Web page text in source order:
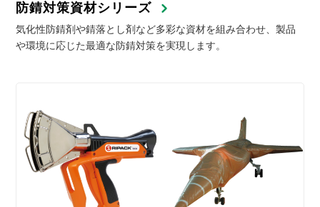
防錆対策資材シリーズ
気化性防錆剤や錆落とし剤など多彩な資材を組み合わせ、製品
や環境に応じた最適な防錆対策を実現します。